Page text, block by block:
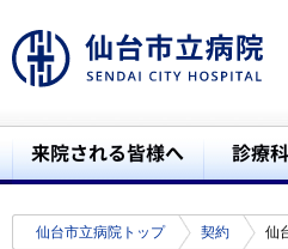
仙台市立病院トップ 契約 仙